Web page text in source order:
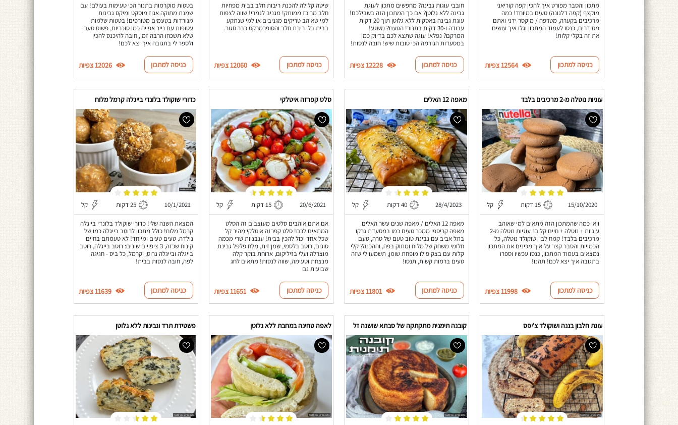
מתכון והסבר מפורט איך להכין קפה קוריאני
מוקצף (קפה דלגונה) טעים במיוחד! כמה
מרכיבים בקערה, מטרפה / מיקסר ידני ואתם
מסודרים, כנסו לעמוד המתכון וגלו איך עושים
את זה בקלי קלות!
כניסה למתכון 12564 צפיות
חובבי עוגות גבינה? מחפשים מתכון לעוגת
גבינה ללא גלוטן? אם כך המתכון הזה בשבילכם!
עוגת גבינה באסקית ללא גלוטן תוך 20 דקות
עבודה ו-30 דקות בתנור! הטעם? משגע!
המרקם? נפלא! עוגה שתצא לכם בדיוק כמו
במסעדות הגורמה הכי טובות שיש! חובה לנסות!
כניסה למתכון 12228 צפיות
שיטה קלילה להכנת ריבות חלב בבית מפחיות
חלב מרוכז ממותק! מגניב לגמרי! שווה לצפות
למי שאוהב טריקים מגניבים או למי שנתקע
בבית בלי ריבת חלב והסופרמרקט כבר סגור.
כניסה למתכון 12060 צפיות
בטטות מוקרמות בתנור הכי טעימות בעולם! עם
שמנת מתוקה אגוז מוסקט ומיקס גבינות
מגורדות בטעמים מטורפים! בטטות שלמות
עטופות עם נייר אפייה כמו סוכריות, פשוט טעם
שלא תשכחו הרבה זמן, חובה להיכנס להכין
ולספר לי בתגובה איך יצא לכם!
כניסה למתכון 12026 צפיות
עוגיות נוטלה מ-2 מרכיבים בלבד
15/10/2020 15 דקות קל
וואו כמה שהמתכון הזה מתאים למי שאוהב
עוגיות + נוטלה + חיים קלים! עוגיות נוטלה מ-2
מרכיבים בלבד! קמח לבן ושוקולד נוטלה, כל
הכמויות והסבר קצר על איך מכינים את המתכון
נמצאים בעמוד המתכון, כנסו עכשיו וספרו
בתגובה איך יצא לכם! תהנו!
כניסה למתכון 11998 צפיות
מאפה 12 האלים
28/4/2023 40 דקות קל
מאפה 12 האלים / מאפה שנים עשר האלים
מאפה קריספי ממכר טעים כמו במסעדת גרקו
בתל אביב עם גבינת טוב טעם של טרה, טעם
חלומי משחק של מלוח ומתוק בפה, וההכנה? קלי
קלות עם בצק פילו מופחת שומן, תשמעו לי שזה
טעים ברמות קשות, תנסו!
כניסה למתכון 11801 צפיות
סלט קפרזה איטלקי
20/6/2021 15 דקות קל
אם אתם אוהבים סלטים מעוצבים זה הסלט
המתאים לכם! סלט קפרזה איטלקי מהיר קל
שכל אחד יכול להכין בבית! עגבניות שרי מכמה
סוגים, רוטב בלסמי, שמן זית, מלח פלפל גבינת
מוצרלה ועלי בזיליקום, ארוחת בוקר קלה
מנצחת וטעימה, שווה לנסות! מתאים לחג
שבועות גם
כניסה למתכון 11651 צפיות
כדורי שוקולד בלונדי בייגלה קרמל מלוח
10/1/2021 25 דקות קל
המצאת השנה שלי! כדורי שוקולד בלונדי בייגלה
קרמל מלוח! כולל מתכון לרוטב בייגלה כמו של
גולדה. טעים טעים ומיוחד! לא טעמתם בחיים
קינוח שכזה, 3 ציפויים שונים: רוטב בייגלה, רוטב
בייגלה ובייגלה גרוס, וקרמל, כל ביס - חגיגה
לפה, חובה לנסות בבית!
כניסה למתכון 11639 צפיות
עוגת חלבון בננה ושוקולד צ'יפס קובנה תימנית מתקתקה של סבתא שושנה זל לאפה טחינה במחבת ללא גלוטן פשטידת תרד וגבינות ללא גלוטן